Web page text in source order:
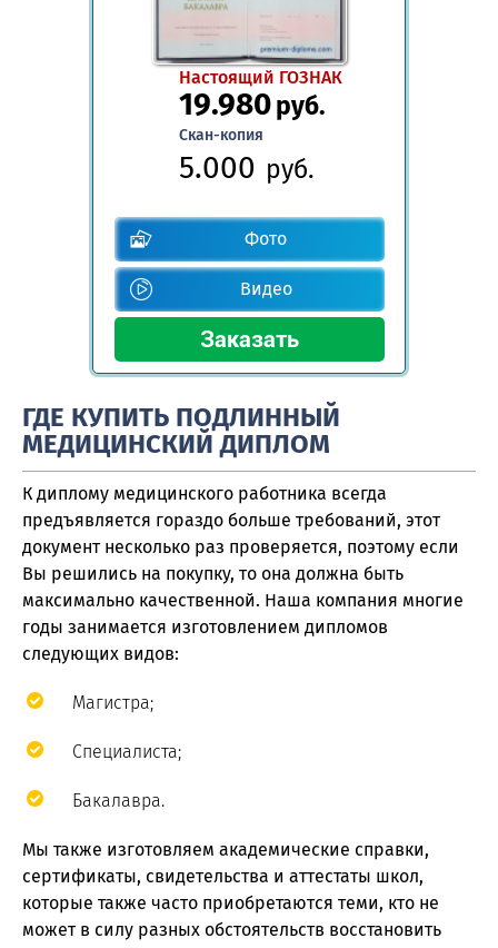
Настоящий ГОЗНАК
19.980руб.
Скан-копия
5.000 руб.
Фото
Видео
ГДЕ КУПИТЬ ПОДЛИННЫЙ
МЕДИЦИНСКИЙ ДИПЛОМ
К диплому медицинского работника всегда
предъявляется гораздо больше требований, этот
документ несколько раз проверяется, поэтому если
Вы решились на покупку, то она должна быть
максимально качественной. Наша компания многие
годы занимается изготовлением дипломов
следующих видов:
Магистра;
Специалиста;
Бакалавра.
Мы также изготовляем академические справки,
сертификаты, свидетельства и аттестаты школ,
которые также часто приобретаются теми, кто не
может в силу разных обстоятельств восстановить